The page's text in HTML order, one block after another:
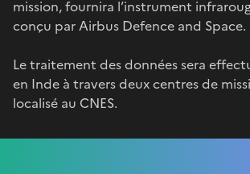
mission, fournira l’instrument
conçu par Airbus Defence and Space.
Le traitement des données sera
en Inde à travers deux centres de
localisé au CNES.